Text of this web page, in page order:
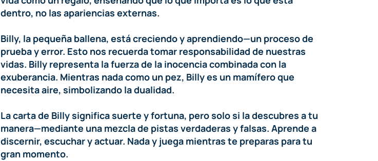
dentro, no las apariencias externas.
Billy, la pequeña ballena, está creciendo y aprendiendo—un proceso de
prueba y error. Esto nos recuerda tomar responsabilidad de nuestras
vidas. Billy representa la fuerza de la inocencia combinada con la
exuberancia. Mientras nada como un pez, Billy es un mamífero que
necesita aire, simbolizando la dualidad.
La carta de Billy significa suerte y fortuna, pero solo si la descubres a tu
manera—mediante una mezcla de pistas verdaderas y falsas. Aprende a
discernir, escuchar y actuar. Nada y juega mientras te preparas para tu
gran momento.